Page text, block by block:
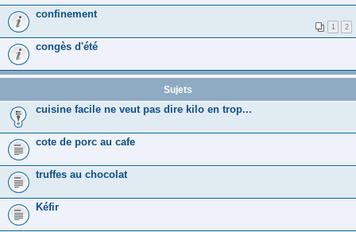
confinement
1 2
congès d'été
Sujets
cuisine facile ne veut pas dire kilo en trop...
cote de porc au cafe
truffes au chocolat
Kéfir